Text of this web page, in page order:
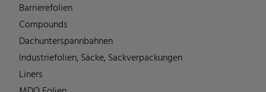
Barrierefolien
Compounds
Dachunterspannbahnen
Industriefolien, Säcke, Sackverpackungen
Liners